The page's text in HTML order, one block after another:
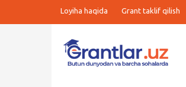
Loyiha haqida Grant taklif qilish